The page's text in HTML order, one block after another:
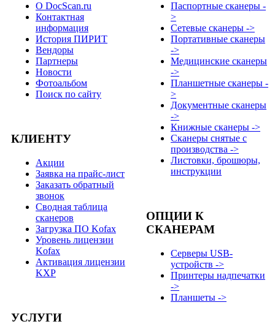
О DocScan.ru
Контактная
информация
История ПИРИТ
Вендоры
Партнеры
Новости
Фотоальбом
Поиск по сайту
КЛИЕНТУ
Акции
Заявка на прайс-лист
Заказать обратный
звонок
Сводная таблица
сканеров
Загрузка ПО Kofax
Уровень лицензии
Kofax
Активация лицензии
KXP
УСЛУГИ
Паспортные сканеры -
>
Сетевые сканеры ->
Портативные сканеры
->
Медицинские сканеры
->
Планшетные сканеры -
>
Документные сканеры
->
Книжные сканеры ->
Сканеры снятые с
производства ->
Листовки, брошюры,
инструкции
ОПЦИИ К
СКАНЕРАМ
Серверы USB-
устройств ->
Принтеры надпечатки
->
Планшеты ->